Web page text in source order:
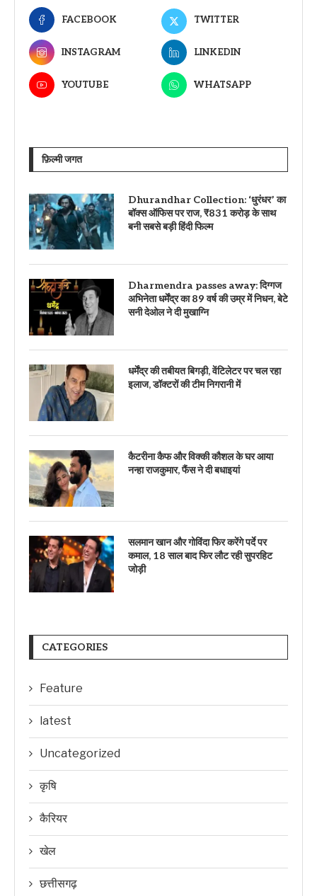
FACEBOOK TWITTER
INSTAGRAM LINKEDIN
YOUTUBE WHATSAPP
फ़िल्मी जगत
Dhurandhar Collection: ‘धुरंधर’ का
बॉक्स ऑफिस पर राज, ₹831 करोड़ के साथ
बनी सबसे बड़ी हिंदी फिल्म
Dharmendra passes away: दिग्गज
अभिनेता धर्मेंद्र का 89 वर्ष की उम्र में निधन, बेटे
सनी देओल ने दी मुखाग्नि
धर्मेंद्र की तबीयत बिगड़ी, वेंटिलेटर पर चल रहा
इलाज, डॉक्टरों की टीम निगरानी में
कैटरीना कैफ और विक्की कौशल के घर आया
नन्हा राजकुमार, फैंस ने दी बधाइयां
सलमान खान और गोविंदा फिर करेंगे पर्दे पर
कमाल, 18 साल बाद फिर लौट रही सुपरहिट
जोड़ी
CATEGORIES
Feature
latest
Uncategorized
कृषि
कैरियर
खेल
छत्तीसगढ़